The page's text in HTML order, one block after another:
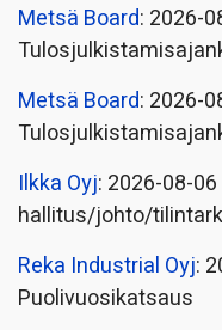
Metsä Board: 2026-
Metsä Board: 2026-
Ilkka Oyj: 2026-08-
hallitus/johto/
Reka Industrial Oyj:
Puolivuosikatsaus